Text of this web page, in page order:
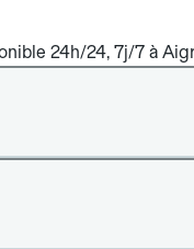
24h/24, 7j/7 à